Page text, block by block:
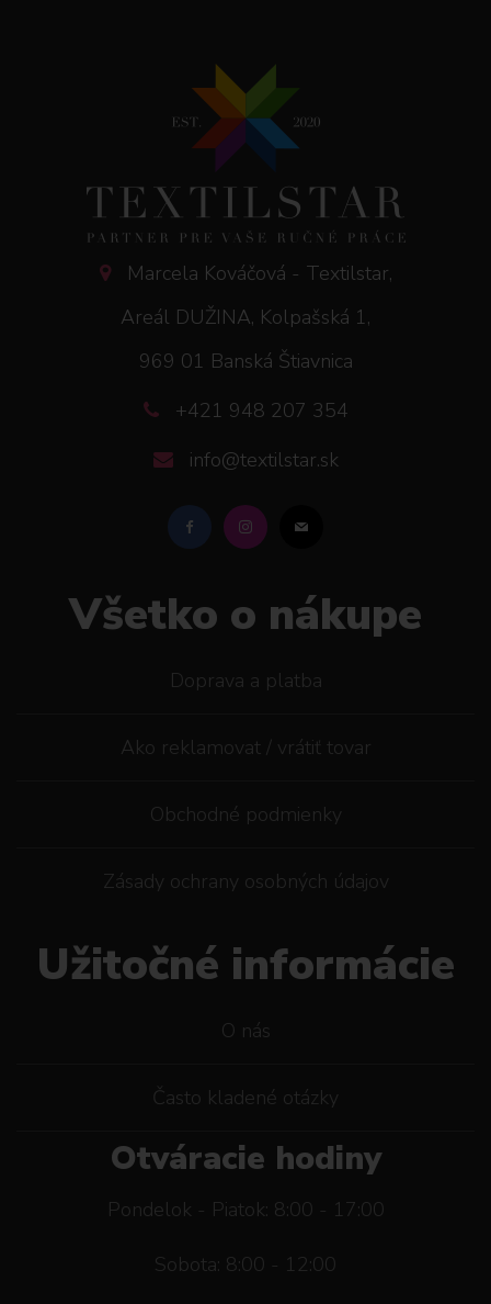
Marcela Kováčová - Textilstar,
Areál DUŽINA, Kolpašská 1,
969 01 Banská Štiavnica
+421 948 207 354
info@textilstar.sk
Všetko o nákupe
Doprava a platba
Ako reklamovat / vrátiť tovar
Obchodné podmienky
Zásady ochrany osobných údajov
Užitočné informácie
O nás
Často kladené otázky
Otváracie hodiny
Pondelok - Piatok: 8:00 - 17:00
Sobota: 8:00 - 12:00